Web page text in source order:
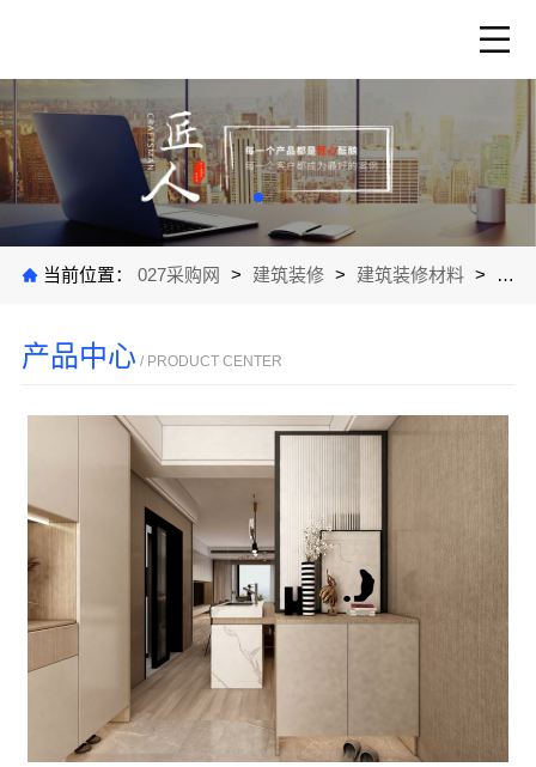
当前位置： 027采购网 > 建筑装修 > 建筑装修材料 > 公
产品中心 / PRODUCT CENTER